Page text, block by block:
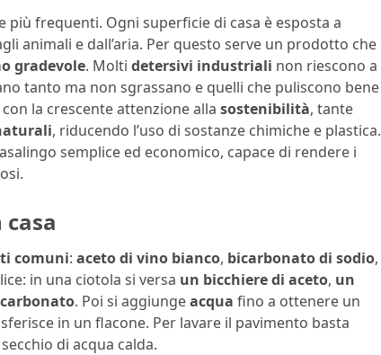
più frequenti. Ogni superficie di casa è esposta a
animali e dall’aria. Per questo serve un prodotto che
gradevole. Molti detersivi industriali non riescono a
tanto ma non sgrassano e quelli che puliscono bene
la crescente attenzione alla sostenibilità, tante
, riducendo l’uso di sostanze chimiche e plastica.
semplice ed economico, capace di rendere i
comuni: aceto di vino bianco, bicarbonato di sodio,
in una ciotola si versa un bicchiere di aceto, un
. Poi si aggiungeacqua fino a ottenere un
in un flacone. Per lavare il pavimento basta
di acqua calda.